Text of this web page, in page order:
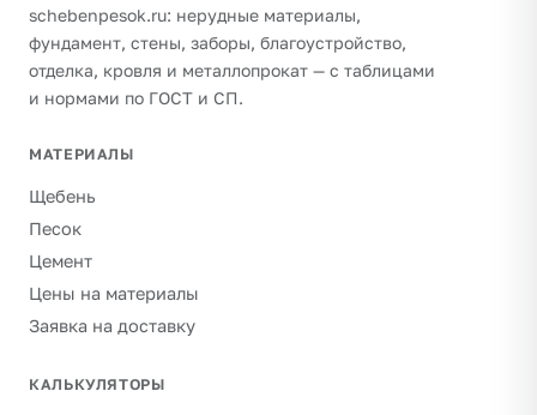
schebenpesok.ru: нерудные материалы,
фундамент, стены, заборы, благоустройство,
отделка, кровля и металлопрокат — с таблицами
и нормами по ГОСТ и СП.
МАТЕРИАЛЫ
Щебень
Песок
Цемент
Цены на материалы
Заявка на доставку
КАЛЬКУЛЯТОРЫ